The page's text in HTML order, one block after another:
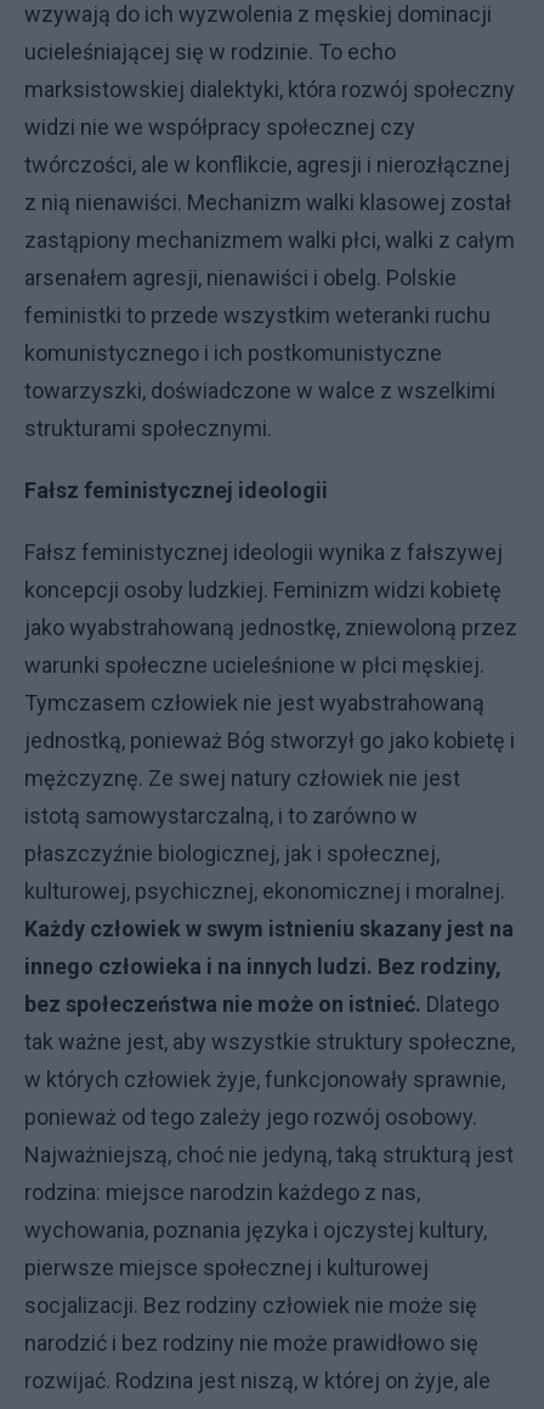
wzywają do ich wyzwolenia z męskiej dominacji
ucieleśniającej się w rodzinie. To echo
marksistowskiej dialektyki, która rozwój społeczny
widzi nie we współpracy społecznej czy
twórczości, ale w konflikcie, agresji i nierozłącznej
z nią nienawiści. Mechanizm walki klasowej został
zastąpiony mechanizmem walki płci, walki z całym
arsenałem agresji, nienawiści i obelg. Polskie
feministki to przede wszystkim weteranki ruchu
komunistycznego i ich postkomunistyczne
towarzyszki, doświadczone w walce z wszelkimi
strukturami społecznymi.
Fałsz feministycznej ideologii
Fałsz feministycznej ideologii wynika z fałszywej
koncepcji osoby ludzkiej. Feminizm widzi kobietę
jako wyabstrahowaną jednostkę, zniewoloną przez
warunki społeczne ucieleśnione w płci męskiej.
Tymczasem człowiek nie jest wyabstrahowaną
jednostką, ponieważ Bóg stworzył go jako kobietę i
mężczyznę. Ze swej natury człowiek nie jest
istotą samowystarczalną, i to zarówno w
płaszczyźnie biologicznej, jak i społecznej,
kulturowej, psychicznej, ekonomicznej i moralnej.
Każdy człowiek w swym istnieniu skazany jest na
innego człowieka i na innych ludzi. Bez rodziny,
bez społeczeństwa nie może on istnieć. Dlatego
tak ważne jest, aby wszystkie struktury społeczne,
w których człowiek żyje, funkcjonowały sprawnie,
ponieważ od tego zależy jego rozwój osobowy.
Najważniejszą, choć nie jedyną, taką strukturą jest
rodzina: miejsce narodzin każdego z nas,
wychowania, poznania języka i ojczystej kultury,
pierwsze miejsce społecznej i kulturowej
socjalizacji. Bez rodziny człowiek nie może się
narodzić i bez rodziny nie może prawidłowo się
rozwijać. Rodzina jest niszą, w której on żyje, ale